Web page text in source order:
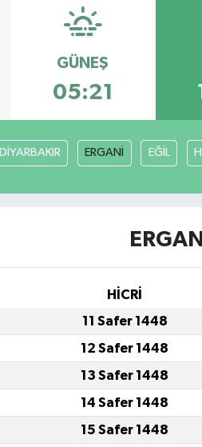
GÜNEŞ
05:21
DİYARBAKIR ERGANİ EĞİL
HİCRİ
11 Safer 1448
12 Safer 1448
13 Safer 1448
14 Safer 1448
15 Safer 1448